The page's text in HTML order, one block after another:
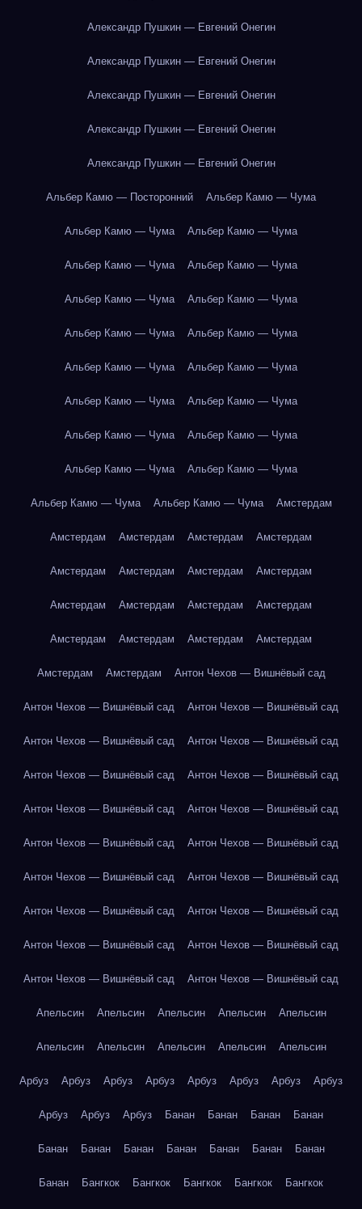
Александр Пушкин — Евгений Онегин
Александр Пушкин — Евгений Онегин
Александр Пушкин — Евгений Онегин
Александр Пушкин — Евгений Онегин
Александр Пушкин — Евгений Онегин
Альбер Камю — Посторонний Альбер Камю — Чума
Альбер Камю — Чума Альбер Камю — Чума
Альбер Камю — Чума Альбер Камю — Чума
Альбер Камю — Чума Альбер Камю — Чума
Альбер Камю — Чума Альбер Камю — Чума
Альбер Камю — Чума Альбер Камю — Чума
Альбер Камю — Чума Альбер Камю — Чума
Альбер Камю — Чума Альбер Камю — Чума
Альбер Камю — Чума Альбер Камю — Чума
Альбер Камю — Чума Альбер Камю — Чума Амстердам
Амстердам Амстердам Амстердам Амстердам
Амстердам Амстердам Амстердам Амстердам
Амстердам Амстердам Амстердам Амстердам
Амстердам Амстердам Амстердам Амстердам
Амстердам Амстердам Антон Чехов — Вишнёвый сад
Антон Чехов — Вишнёвый сад Антон Чехов — Вишнёвый сад
Антон Чехов — Вишнёвый сад Антон Чехов — Вишнёвый сад
Антон Чехов — Вишнёвый сад Антон Чехов — Вишнёвый сад
Антон Чехов — Вишнёвый сад Антон Чехов — Вишнёвый сад
Антон Чехов — Вишнёвый сад Антон Чехов — Вишнёвый сад
Антон Чехов — Вишнёвый сад Антон Чехов — Вишнёвый сад
Антон Чехов — Вишнёвый сад Антон Чехов — Вишнёвый сад
Антон Чехов — Вишнёвый сад Антон Чехов — Вишнёвый сад
Антон Чехов — Вишнёвый сад Антон Чехов — Вишнёвый сад
Апельсин Апельсин Апельсин Апельсин Апельсин
Апельсин Апельсин Апельсин Апельсин Апельсин
Арбуз Арбуз Арбуз Арбуз Арбуз Арбуз Арбуз Арбуз
Арбуз Арбуз Арбуз Банан Банан Банан Банан
Банан Банан Банан Банан Банан Банан Банан
Банан Бангкок Бангкок Бангкок Бангкок Бангкок